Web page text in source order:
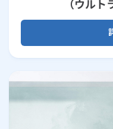
（ウルト